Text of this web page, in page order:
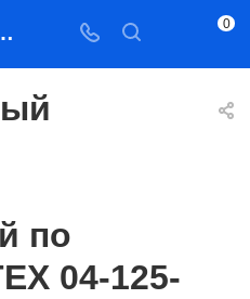
04-125-8 в Якутске — цена, характеристики, подбор | Востоктехторг 0
по
04-125-